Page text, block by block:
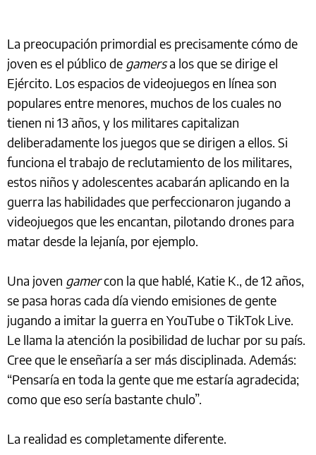
La preocupación primordial es precisamente cómo de
joven es el público de gamersa los que se dirige el
Ejército. Los espacios de videojuegos en línea son
populares entre menores, muchos de los cuales no
tienen ni 13 años, y los militares capitalizan
deliberadamente los juegos que se dirigen a ellos. Si
funciona el trabajo de reclutamiento de los militares,
estos niños y adolescentes acabarán aplicando en la
guerra las habilidades que perfeccionaron jugando a
videojuegos que les encantan, pilotando drones para
matar desde la lejanía, por ejemplo.
Una joven gamercon la que hablé, Katie K., de 12 años,
se pasa horas cada día viendo emisiones de gente
jugando a imitar la guerra en YouTube o TikTok Live.
Le llama la atención la posibilidad de luchar por su país.
Cree que le enseñaría a ser más disciplinada. Además:
“Pensaría en toda la gente que me estaría agradecida;
como que eso sería bastante chulo”.
La realidad es completamente diferente.